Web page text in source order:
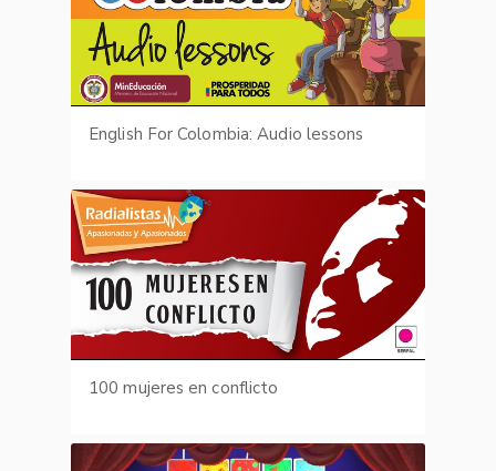
English For Colombia: Audio lessons
100 mujeres en conflicto